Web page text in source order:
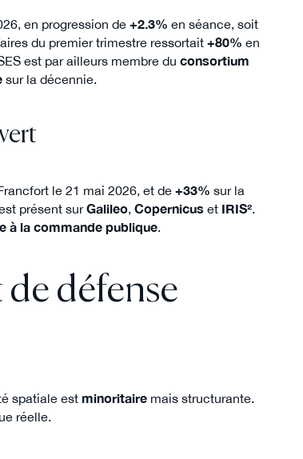
en progression de+2.3% en séance, soit
du premier trimestre ressortait+80% en
est par ailleurs membre duconsortium
sur la décennie.
le 21 mai 2026, et de+33% sur la
présent surGalileo,Copernicus et IRIS².
à la commande publique.
défense
spatiale est minoritaire mais structurante.
réelle.